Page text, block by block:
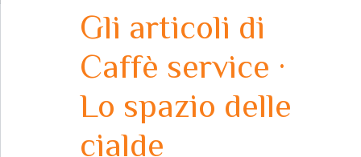
Gli articoli di
Caffè service ·
Lo spazio delle
cialde